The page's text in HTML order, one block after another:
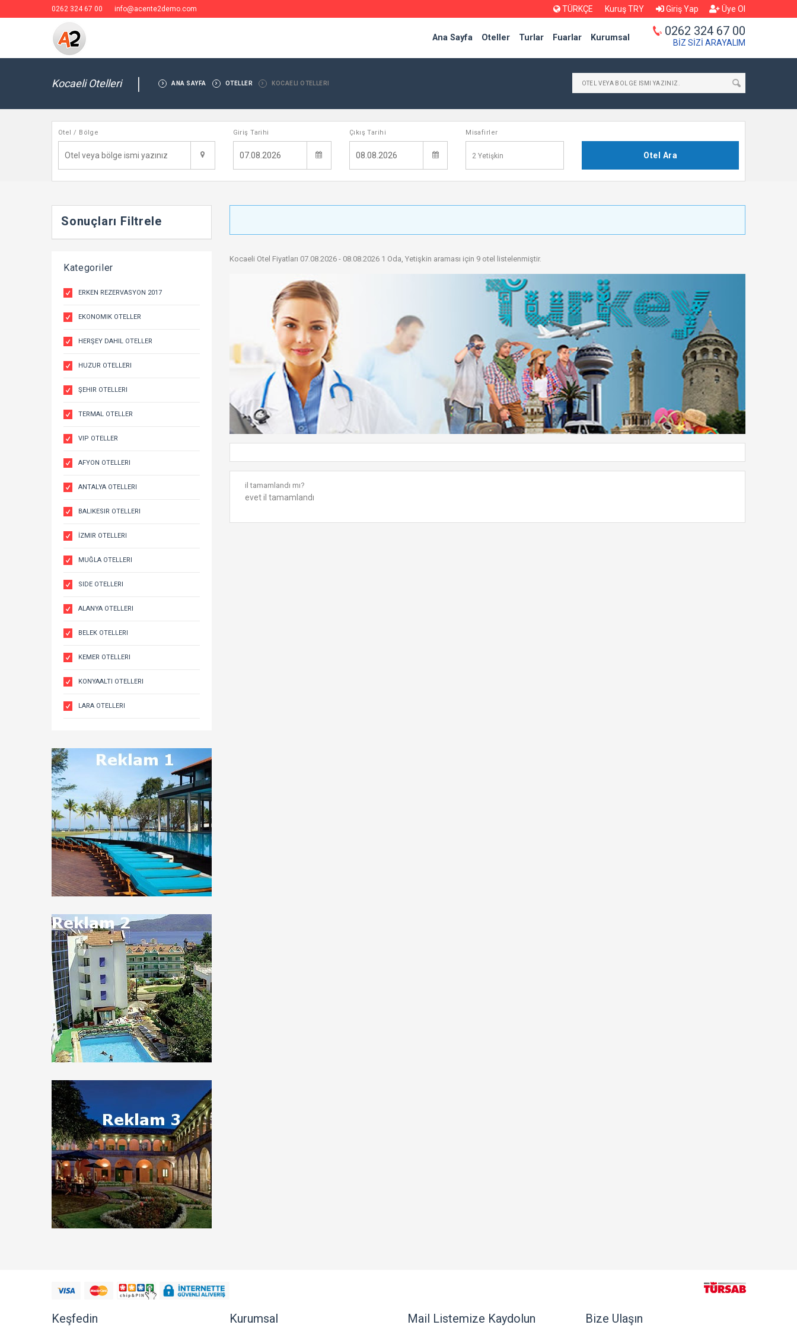
0262 324 67 00 info@acente2demo.com TÜRKÇE Kuruş TRY Giriş Yap Üye Ol
0262 324 67 00
BİZ SİZİ ARAYALIM
Ana Sayfa Oteller Turlar Fuarlar Kurumsal
Kocaeli Otelleri ANA SAYFA OTELLER KOCAELI OTELLERI
Otel / Bölge Giriş Tarihi Çıkış Tarihi Misafirler
2 Yetişkin Otel Ara
Sonuçları Filtrele
Kategoriler
ERKEN REZERVASYON 2017
EKONOMIK OTELLER
HERŞEY DAHIL OTELLER
HUZUR OTELLERI
ŞEHIR OTELLERI
TERMAL OTELLER
VIP OTELLER
AFYON OTELLERI
ANTALYA OTELLERI
BALIKESIR OTELLERI
İZMIR OTELLERI
MUĞLA OTELLERI
SIDE OTELLERI
ALANYA OTELLERI
BELEK OTELLERI
KEMER OTELLERI
KONYAALTI OTELLERI
LARA OTELLERI
Kocaeli Otel Fiyatları 07.08.2026 - 08.08.2026 1 Oda, Yetişkin araması için 9 otel listelenmiştir.
il tamamlandı mı?
evet il tamamlandı
Keşfedin Kurumsal Mail Listemize Kaydolun Bize Ulaşın